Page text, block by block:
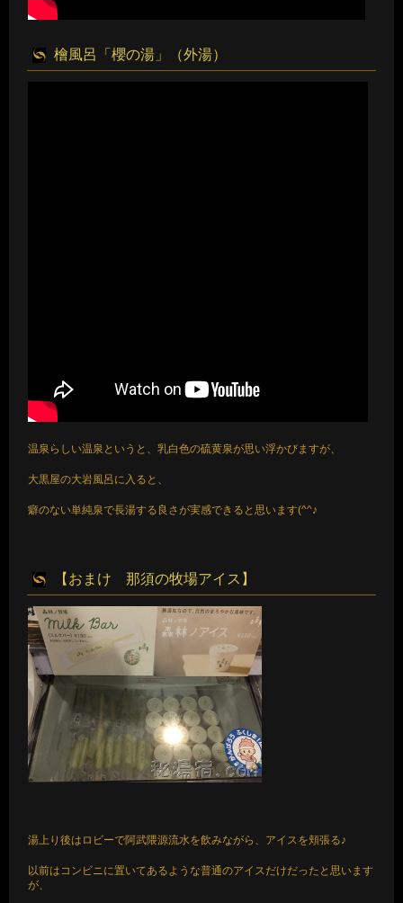
檜風呂「櫻の湯」（外湯）
温泉らしい温泉というと、乳白色の硫黄泉が思い浮かびますが、
大黒屋の大岩風呂に入ると、
癖のない単純泉で長湯する良さが実感できると思います(^^♪
【おまけ 那須の牧場アイス】
湯上り後はロビーで阿武隈源流水を飲みながら、アイスを頬張る♪
以前はコンビニに置いてあるような普通のアイスだけだったと思います
が、